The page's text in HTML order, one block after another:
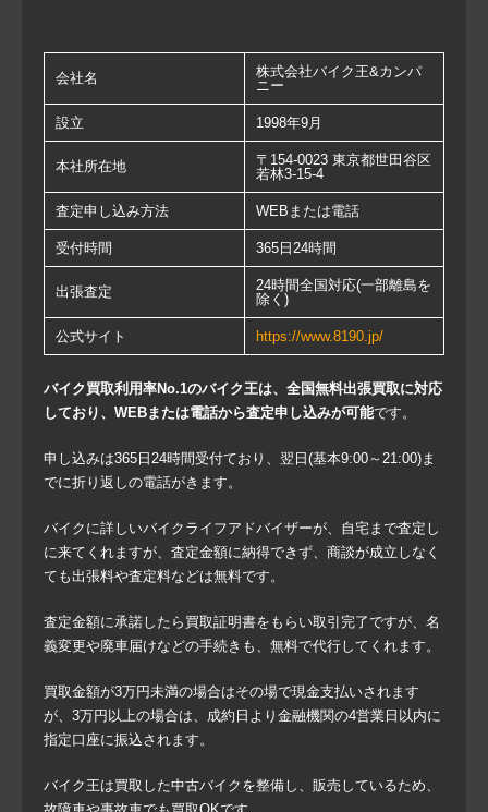
会社名
株式会社バイク王&カンパ
ニー
設立 1998年9月
本社所在地
〒154-0023 東京都世田谷区
若林3-15-4
査定申し込み方法 WEBまたは電話
受付時間 365日24時間
出張査定
24時間全国対応(一部離島を
除く)
公式サイト https://www.8190.jp/
バイク買取利用率No.1のバイク王は、全国無料出張買取に対応
しており、WEBまたは電話から査定申し込みが可能です。
申し込みは365日24時間受付ており、翌日(基本9:00～21:00)ま
でに折り返しの電話がきます。
バイクに詳しいバイクライフアドバイザーが、自宅まで査定し
に来てくれますが、査定金額に納得できず、商談が成立しなく
ても出張料や査定料などは無料です。
査定金額に承諾したら買取証明書をもらい取引完了ですが、名
義変更や廃車届けなどの手続きも、無料で代行してくれます。
買取金額が3万円未満の場合はその場で現金支払いされます
が、3万円以上の場合は、成約日より金融機関の4営業日以内に
指定口座に振込されます。
バイク王は買取した中古バイクを整備し、販売しているため、